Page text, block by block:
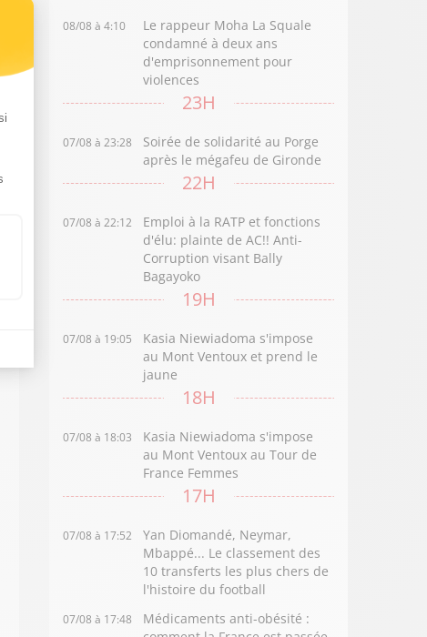
08/08 à 4:10
Le rappeur Moha La Squale
condamné à deux ans
d'emprisonnement pour
violences
23H
07/08 à 23:28
Soirée de solidarité au Porge
après le mégafeu de Gironde
22H
07/08 à 22:12
Emploi à la RATP et fonctions
d'élu: plainte de AC!! Anti-
Corruption visant Bally
Bagayoko
19H
07/08 à 19:05
Kasia Niewiadoma s'impose
au Mont Ventoux et prend le
jaune
18H
07/08 à 18:03
Kasia Niewiadoma s'impose
au Mont Ventoux au Tour de
France Femmes
17H
07/08 à 17:52
Yan Diomandé, Neymar,
Mbappé... Le classement des
10 transferts les plus chers de
l'histoire du football
07/08 à 17:48
Médicaments anti-obésité :